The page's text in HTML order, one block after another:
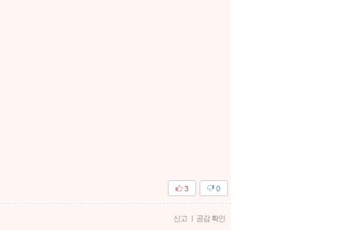
0
3
신고 | 공감 확인